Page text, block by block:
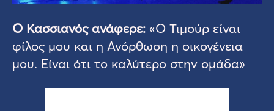
Ο Κασσιανός ανάφερε: «Ο Τιμούρ είναι
φίλος μου και η Ανόρθωση η οικογένεια
μου. Είναι ότι το καλύτερο στην ομάδα»